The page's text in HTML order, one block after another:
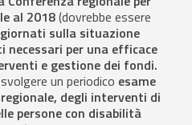
al 2018(dovrebbe essere
sulla situazione
necessari per una efficace
e gestione dei fondi.
un periodico esame
degli interventi di
persone con disabilità